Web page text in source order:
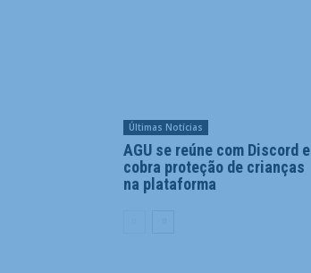
Últimas Notícias
AGU se reúne com Discord e
cobra proteção de crianças
na plataforma